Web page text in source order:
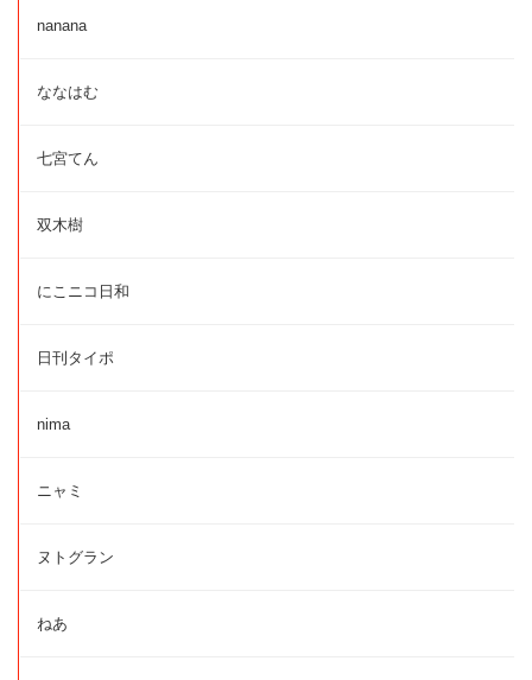
nanana
ななはむ
七宮てん
双木樹
にこニコ日和
日刊タイポ
nima
ニャミ
ヌトグラン
ねあ